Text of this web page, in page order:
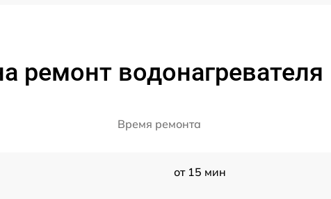
ремонт водонагревателя
Время ремонта
от 15 мин